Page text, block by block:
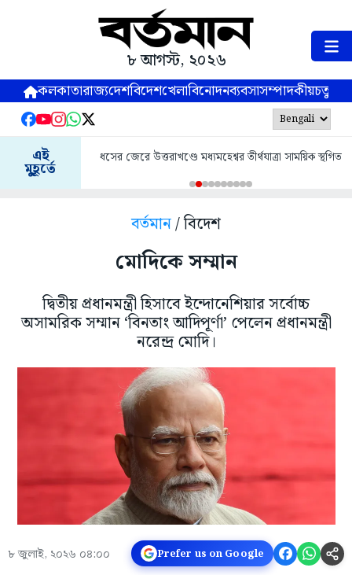
৮ আগস্ট, ২০২৬
কলকাতারাজ্যদেশবিদেশখেলাবিনোদনব্যবসাসম্পাদকীয়
এই
মুহূর্তে
ধসের জেরে উত্তরাখণ্ডে মধ্যমহেশ্বর তীর্থযাত্রা সাময়িক স্থগিত
বর্তমান/ বিদেশ
মোদিকে সম্মান
দ্বিতীয় প্রধানমন্ত্রী হিসাবে ইন্দোনেশিয়ার সর্বোচ্চ
অসামরিক সম্মান ‘বিনতাং আদিপূর্ণা’ পেলেন প্রধানমন্ত্রী
নরেন্দ্র মোদি।
৮ জুলাই, ২০২৬ ০৪:০০ Prefer us on Google